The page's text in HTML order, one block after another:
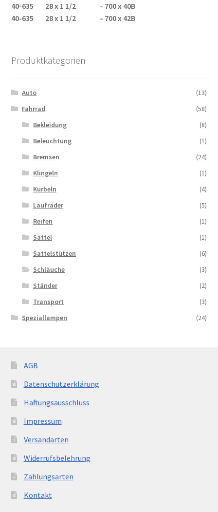
40-635 28 x 1 1/2 – 700 x 40B
40-635 28 x 1 1/2 – 700 x 42B
Produktkategorien
Auto
(13)
Fahrrad
(58)
Bekleidung
(8)
Beleuchtung
(1)
Bremsen
(24)
Klingeln
(1)
Kurbeln
(4)
Laufräder
(5)
Reifen
(1)
Sättel
(1)
Sattelstützen
(6)
Schläuche
(3)
Ständer
(2)
Transport
(3)
Speziallampen
(24)
AGB
Datenschutzerklärung
Haftungsausschluss
Impressum
Versandarten
Widerrufsbelehrung
Zahlungsarten
Kontakt